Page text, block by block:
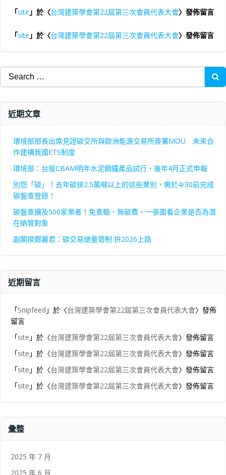
「site 」於〈台灣建築學會第22屆第三次會員代表大會〉發佈留言
「site 」於〈台灣建築學會第22屆第三次會員代表大會〉發佈留言
Search
for:
近期文章
環境部部長出席見證碳交所與歐洲能源交易所簽署MOU 未來合
作建構我國ETS制度
環境部：台版CBAM明年水泥鋼鐵產品試行、後年4月正式申報
別怨「碳」！去年碳排2.5萬噸以上的這些業別，需於4/30前完成
碳盤查登錄！
碳盤查擴及500家業者！免查驗、無碳費，一張圖看企業是否為潛
在納管對象
副閣揆鄭麗君：碳交易總量管制 拚2026上路
近期留言
「Snipfeed 」於〈台灣建築學會第22屆第三次會員代表大會〉發佈
留言
「site 」於〈台灣建築學會第22屆第三次會員代表大會〉發佈留言
「site 」於〈台灣建築學會第22屆第三次會員代表大會〉發佈留言
「site 」於〈台灣建築學會第22屆第三次會員代表大會〉發佈留言
「site 」於〈台灣建築學會第22屆第三次會員代表大會〉發佈留言
彙整
2025 年 7 月
2025 年 6 月